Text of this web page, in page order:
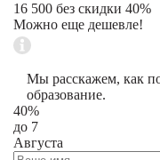
16 500 без скидки 40%
Можно еще дешевле!
Мы расскажем, как
образование.
40%
до 7
Августа